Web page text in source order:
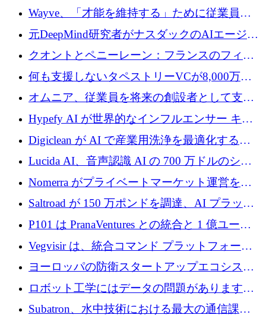
るためにCommon Pathを開始
Wayve、「才能を維持する」ために従業員に
8,500万ドルの株式公開買い付けを実施
元DeepMind研究者がナスダックのAIエージェ
ントを拡張するためにCreandumの資金調達で
記録を獲得
クオントとペニーレーン：フランスのフィン
テックの友人と敵
何も支援しないタペストリーVCが8,000万ド
ルの資金を調達、ロンドン事務所を開設
オムニア、従業員を将来の創設者として支援
するために Firedrop でファンドを立ち上げる
Hypefy AI が世界的なインフルエンサー キャ
ンペーンを自動化するためにシリーズ A で
720 万ドルを調達
Digiclean が AI で産業用洗浄を最適化するた
めに 250 万ユーロを調達
Lucida AI、音声認識 AI の 700 万ドルのシー
ドラウンドを終了
Nomerra がプライベートマーケット運営を自
動化するために 200 万ドルを調達
Saltroad が 150 万ポンドを調達、AI プラット
フォーム Ogma を買収して子ども向け言語療
法を拡大
P101 は PranaVentures との統合と 1 億ユーロ
のファンドによりシード投資に拡大
Vegvisir は、統合コマンド プラットフォーム
を通じて関連する無人システムを接続するた
めの資金を調達します
ヨーロッパの防衛スタートアップエコシステ
ムとなったハッカソン
ロボット工学にはデータの問題があります。
Macrodata Labs はそれを解決したいと考えて
Subatron、水中技術における最大の通信課題